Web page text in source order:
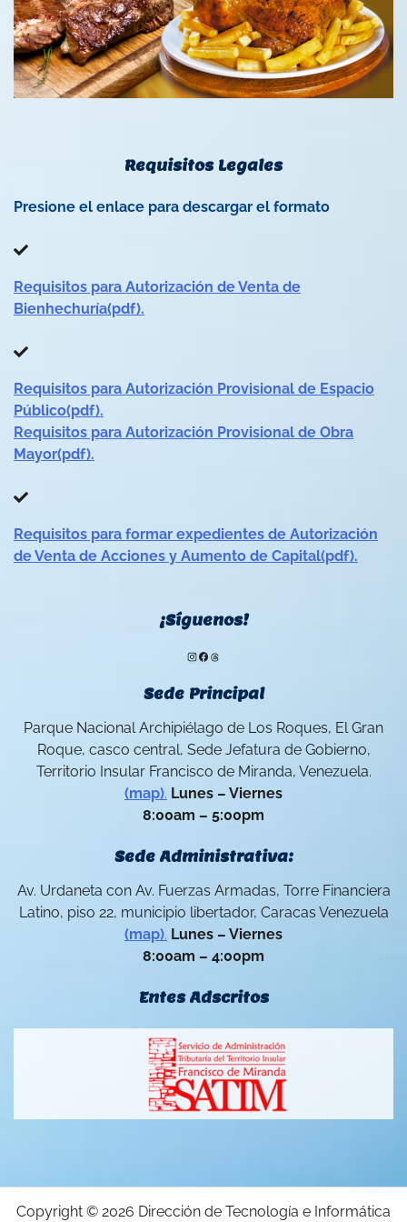
Requisitos Legales
Presione el enlace para descargar el formato
Requisitos para Autorización de Venta de
Bienhechuría(pdf).
Requisitos para Autorización Provisional de Espacio
Público(pdf).
Requisitos para Autorización Provisional de Obra
Mayor(pdf).
Requisitos para formar expedientes de Autorización
de Venta de Acciones y Aumento de Capital(pdf).
¡Síguenos!
Instagram
Facebook
Threads
Sede Principal
Parque Nacional Archipiélago de Los Roques, El Gran
Roque, casco central, Sede Jefatura de Gobierno,
Territorio Insular Francisco de Miranda, Venezuela.
(map). Lunes – Viernes
8:00am – 5:00pm
Sede Administrativa:
Av. Urdaneta con Av. Fuerzas Armadas, Torre Financiera
Latino, piso 22, municipio libertador, Caracas Venezuela
(map). Lunes – Viernes
8:00am – 4:00pm
Entes Adscritos
Copyright © 2026 Dirección de Tecnología e Informática